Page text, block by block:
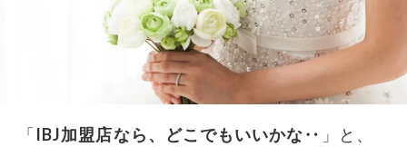
「IBJ加盟店なら、どこでもいいかな‥ 」と、